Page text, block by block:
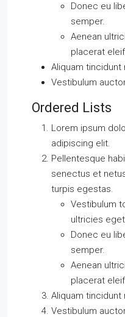
Donec eu
semper.
Aenean
placerat
Aliquam tincidunt
Vestibulum
Ordered Lists
Lorem ipsum
adipiscing elit.
Pellentesque
senectus et
turpis egestas.
Vestibulum
ultricies
Donec eu
semper.
Aenean
placerat
Aliquam tincidunt
Vestibulum